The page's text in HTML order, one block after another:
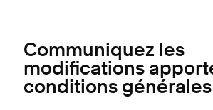
Communiquez les
modifications
conditions générales